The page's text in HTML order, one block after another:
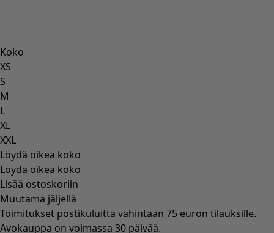
Huone
Kylpyhuone
Olohuoneen
Keittiö ja ruokailutila